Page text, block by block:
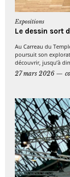
Expositions
Le dessin sort
Au Carreau du
poursuit son
découvrir, jusqu’à
27 mars 2026